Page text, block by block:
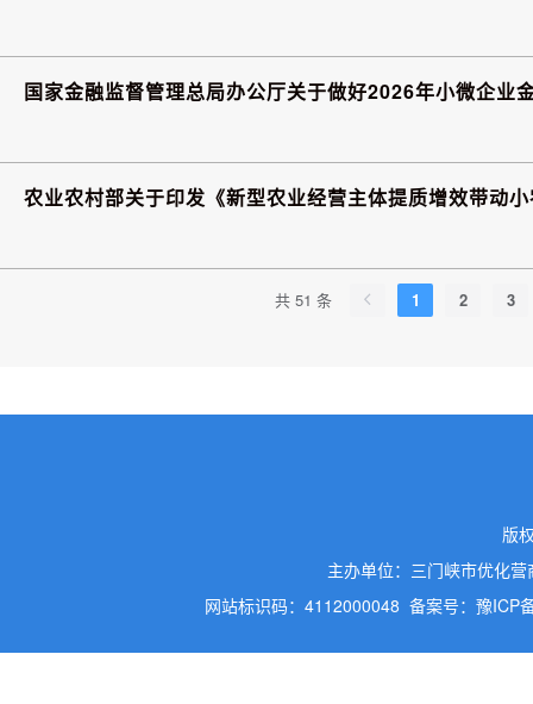
国家金融监督管理总局办公厅关于做好2026年小微企业
农业农村部关于印发《新型农业经营主体提质增效带动
共 51 条 1 2 3
版
主办单位：三门峡市优化
网站标识码：4112000048 备案号：豫ICP